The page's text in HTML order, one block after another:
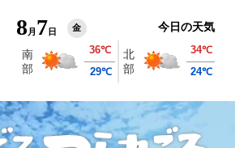
8 月 7 日 金 今日の天気